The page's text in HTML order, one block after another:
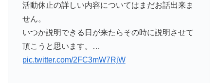
活動休止の詳しい内容についてはまだお話出来ま
せん。
いつか説明できる日が来たらその時に説明させて
頂こうと思います。…
pic.twitter.com/2FC3mW7RjW